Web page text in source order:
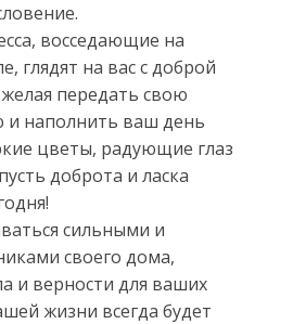
восседающие на
глядят на вас с доброй
передать свою
и наполнить ваш день
цветы, радующие глаз
доброта и ласка
сильными и
своего дома,
и верности для ваших
жизни всегда будет